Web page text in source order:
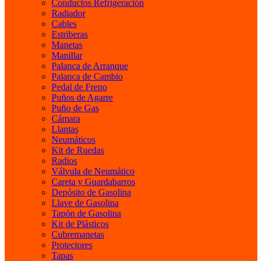
Conductos Refrigeración
Radiador
Cables
Estriberas
Manetas
Manillar
Palanca de Arranque
Palanca de Cambio
Pedal de Freno
Puños de Agarre
Puño de Gas
Cámara
Llantas
Neumáticos
Kit de Ruedas
Radios
Válvula de Neumático
Careta y Guardabarros
Depósito de Gasolina
Llave de Gasolina
Tapón de Gasolina
Kit de Plásticos
Cubremanetas
Protectores
Tapas